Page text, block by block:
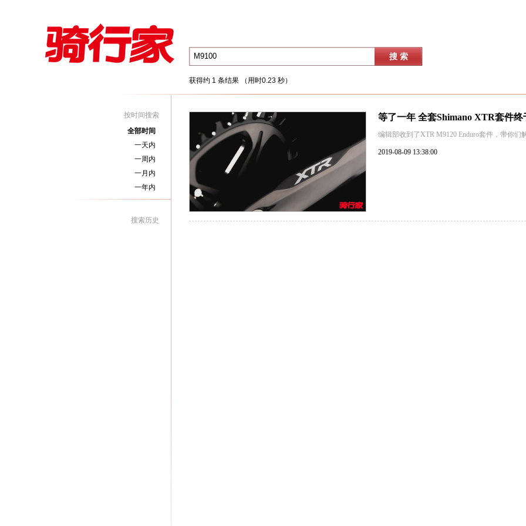
获得约 1 条结果 （用时0.23 秒）
按时间搜索
全部时间
一天内
一周内
一月内
一年内
搜索历史
等了一年 全套Shimano XTR套件终
编辑部收到了XTR M9120 Enduro套件，带你们
2019-08-09 13:38:00